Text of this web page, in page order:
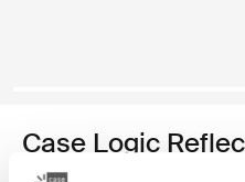
Case Logic
funda para computadora